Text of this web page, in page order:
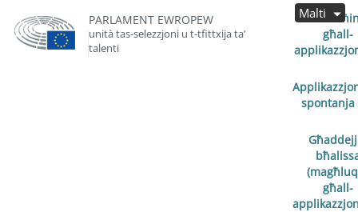
PARLAMENT EWROPEW
unità tas-selezzjoni u t-tfittxija ta’
talenti
għall-
spontanja
għall-
Malti